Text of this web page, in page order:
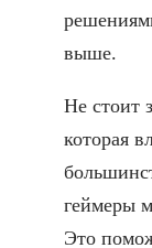
выше.
Не стоит
которая
геймеры
Это